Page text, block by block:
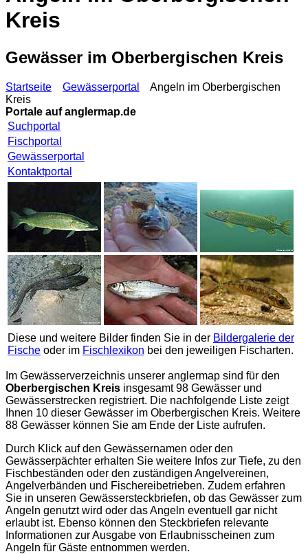
Kreis
Gewässer im Oberbergischen Kreis
Startseite Gewässerportal
Angeln im Oberbergischen
Kreis
Portale aufanglermap.de
Suchportal
Fischportal
Gewässerportal
Kontaktportal
Diese und weitere Bilder finden Sie in der Bildergalerie der
Fische oder im Fischlexikon bei den jeweiligen Fischarten.
Im Gewässerverzeichnis unserer anglermap sind für den
Oberbergischen Kreis insgesamt 98 Gewässer und
Gewässerstrecken registriert. Die nachfolgende Liste zeigt
Ihnen 10 dieser Gewässer im Oberbergischen Kreis. Weitere
88 Gewässer können Sie am Ende der Liste aufrufen.
Durch Klick auf den Gewässernamen oder den
Gewässerpächter erhalten Sie weitere Infos zur Tiefe, zu den
Fischbeständen oder den zuständigen Angelvereinen,
Angelverbänden und Fischereibetrieben. Zudem erfahren
Sie in unseren Gewässersteckbriefen, ob das Gewässer zum
Angeln genutzt wird oder das Angeln eventuell gar nicht
erlaubt ist. Ebenso können den Steckbriefen relevante
Informationen zur Ausgabe von Erlaubnisscheinen zum
Angeln für Gäste entnommen werden.